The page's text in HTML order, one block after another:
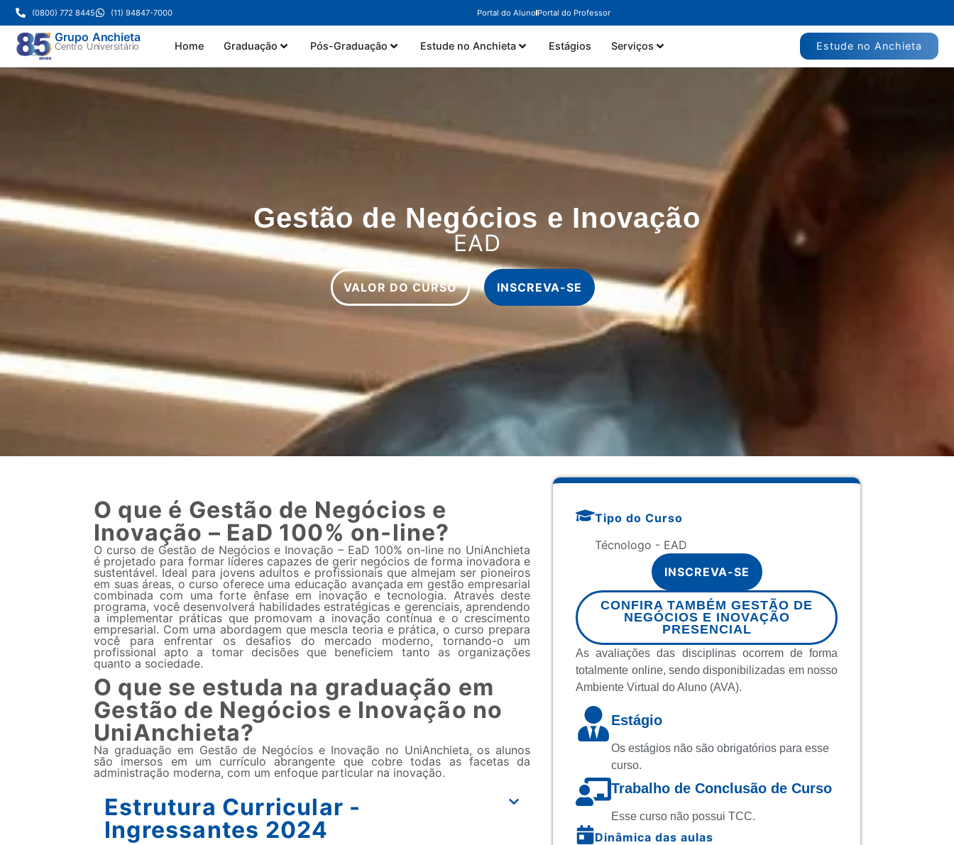
(0800) 772 8445 (11) 94847-7000 Portal do Aluno Portal do Professor
Grupo Anchieta
Centro Universitário Home Graduação Pós-Graduação Estude no Anchieta Estágios Serviços Estude no Anchieta
Gestão de Negócios e Inovação
EAD
VALOR DO CURSO INSCREVA-SE
O que é Gestão de Negócios e
Inovação – EaD 100% on-line?
O curso de Gestão de Negócios e Inovação – EaD 100% on-line no UniAnchieta
é projetado para formar líderes capazes de gerir negócios de forma inovadora e
sustentável. Ideal para jovens adultos e profissionais que almejam ser pioneiros
em suas áreas, o curso oferece uma educação avançada em gestão empresarial
combinada com uma forte ênfase em inovação e tecnologia. Através deste
programa, você desenvolverá habilidades estratégicas e gerenciais, aprendendo
a implementar práticas que promovam a inovação contínua e o crescimento
empresarial. Com uma abordagem que mescla teoria e prática, o curso prepara
você para enfrentar os desafios do mercado moderno, tornando-o um
profissional apto a tomar decisões que beneficiem tanto as organizações
quanto a sociedade.
O que se estuda na graduação em
Gestão de Negócios e Inovação no
UniAnchieta?
Na graduação em Gestão de Negócios e Inovação no UniAnchieta, os alunos
são imersos em um currículo abrangente que cobre todas as facetas da
administração moderna, com um enfoque particular na inovação.
Estrutura Curricular -
Ingressantes 2024
Tipo do Curso
Técnologo - EAD
INSCREVA-SE
CONFIRA TAMBÉM GESTÃO DE
NEGÓCIOS E INOVAÇÃO
PRESENCIAL
As avaliações das disciplinas ocorrem de forma
totalmente online, sendo disponibilizadas em nosso
Ambiente Virtual do Aluno (AVA).
Estágio
Os estágios não são obrigatórios para esse
curso.
Trabalho de Conclusão de Curso
Esse curso não possui TCC.
Dinâmica das aulas